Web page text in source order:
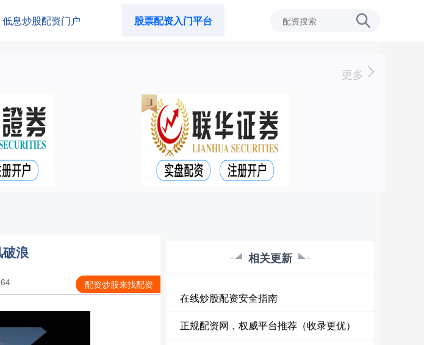
低息炒股配资门户 股票配资入门平台
更多
浪
配资炒股来找配资
相关更新
在线炒股配资安全指南
正规配资网，权威平台推荐（收录更优）